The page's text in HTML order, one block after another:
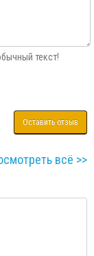
текст!
Оставить отзыв
всё >>